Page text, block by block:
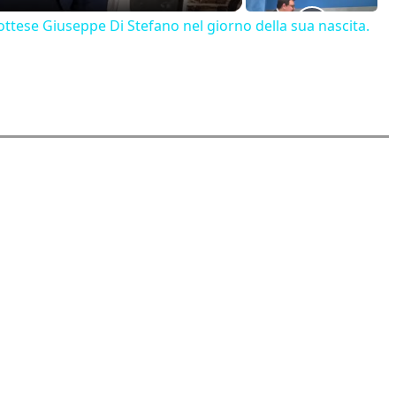
Giuseppe Di Stefano nel giorno della sua nascita.